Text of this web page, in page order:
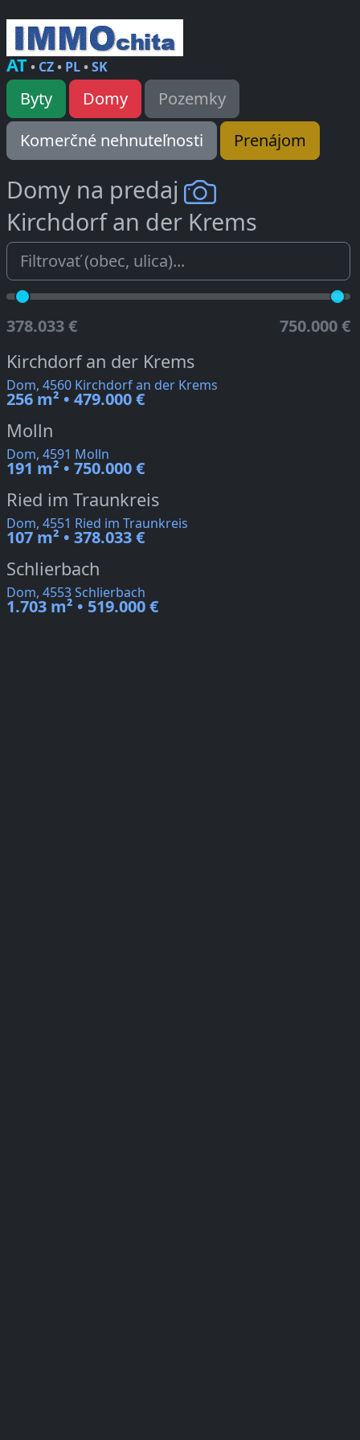
AT• CZ• PL•SK
Byty Domy
Pozemky
Komerčné nehnuteľnosti
Prenájom
Domy na predaj
Kirchdorf an der Krems
378.033 € 750.000 €
Kirchdorf an der Krems
Dom, 4560 Kirchdorf an der Krems
256 m² • 479.000 €
Molln
Dom, 4591 Molln
191 m² • 750.000 €
Ried im Traunkreis
Dom, 4551 Ried im Traunkreis
107 m² • 378.033 €
Schlierbach
Dom, 4553 Schlierbach
1.703 m² • 519.000 €